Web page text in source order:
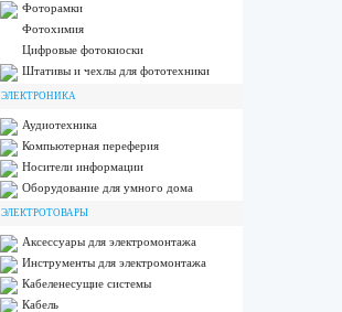
Фоторамки
Фотохимия
Цифровые фотокиоски
Штативы и чехлы для фототехники
ЭЛЕКТРОНИКА
Аудиотехника
Компьютерная переферия
Носители информации
Оборудование для умного дома
ЭЛЕКТРОТОВАРЫ
Аксессуары для электромонтажа
Инструменты для электромонтажа
Кабеленесущие системы
Кабель